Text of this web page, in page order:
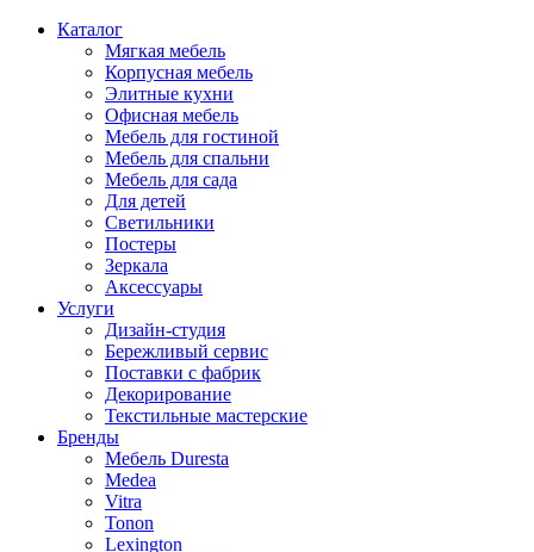
Каталог
Мягкая мебель
Корпусная мебель
Элитные кухни
Офисная мебель
Мебель для гостиной
Мебель для спальни
Мебель для сада
Для детей
Светильники
Постеры
Зеркала
Аксессуары
Услуги
Дизайн-студия
Бережливый сервис
Поставки с фабрик
Декорирование
Текстильные мастерские
Бренды
Мебель Duresta
Medea
Vitra
Tonon
Lexington